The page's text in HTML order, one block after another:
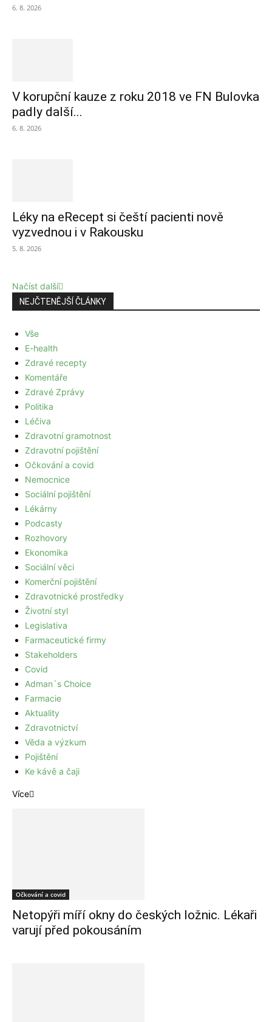
6. 8. 2026
V korupční kauze z roku 2018 ve FN Bulovka
padly další...
6. 8. 2026
Léky na eRecept si čeští pacienti nově
vyzvednou i v Rakousku
5. 8. 2026
Načíst další
NEJČTENĚJŠÍ ČLÁNKY
Vše
E-health
Zdravé recepty
Komentáře
Zdravé Zprávy
Politika
Léčiva
Zdravotní gramotnost
Zdravotní pojištění
Očkování a covid
Nemocnice
Sociální pojištění
Lékárny
Podcasty
Rozhovory
Ekonomika
Sociální věci
Komerční pojištění
Zdravotnické prostředky
Životní styl
Legislativa
Farmaceutické firmy
Stakeholders
Covid
Adman´s Choice
Farmacie
Aktuality
Zdravotnictví
Věda a výzkum
Pojištění
Ke kávě a čaji
Více
Očkování a covid
Netopýři míří okny do českých ložnic. Lékaři
varují před pokousáním